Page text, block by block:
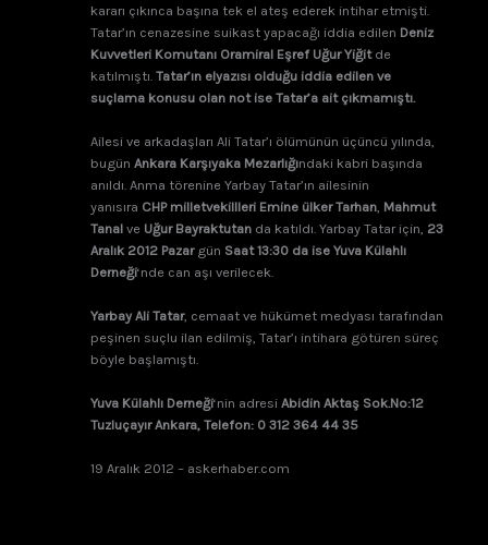
kararı çıkınca başına tek el ateş ederek intihar etmişti.
Tatar’ın cenazesine suikast yapacağı iddia edilen Deniz
Kuvvetleri Komutanı Oramiral Eşref Uğur Yiğitde
katılmıştı.Tatar’ın elyazısı olduğu iddia edilen ve
suçlama konusu olan not ise Tatar’a ait çıkmamıştı.
Ailesi ve arkadaşları Ali Tatar’ı ölümünün üçüncü yılında,
bugünAnkara Karşıyaka Mezarlığındaki kabri başında
anıldı. Anma törenine Yarbay Tatar’ın ailesinin
yanısıra CHP milletvekillleri Emine ülker Tarhan Mahmut
Tanal ve Uğur Bayraktutan da katıldı. Yarbay Tatar için, 23
Aralık 2012 Pazargün Saat 13:30 da ise Yuva Külahlı
Derneği‘nde can aşı verilecek.
Yarbay Ali Tatar, cemaat ve hükümet medyası tarafından
peşinen suçlu ilan edilmiş, Tatar’ı intihara götüren süreç
böyle başlamıştı.
Yuva Külahlı Derneği‘nin adresiAbidin Aktaş Sok.No:12
Tuzluçayır Ankara, Telefon: 0 312 364 44 35
19 Aralık 2012 – askerhaber.com